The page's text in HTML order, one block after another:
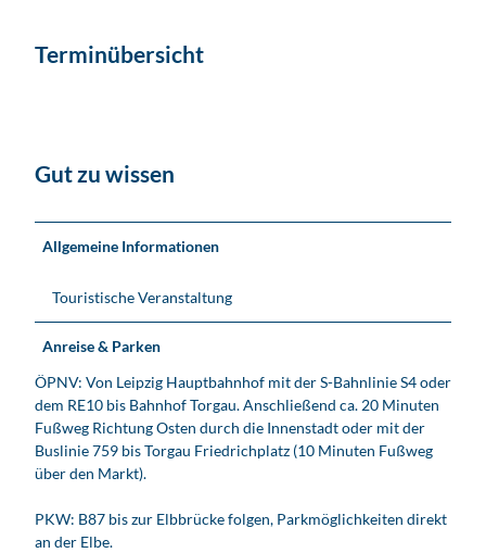
Terminübersicht
Gut zu wissen
Allgemeine Informationen
Touristische Veranstaltung
Anreise & Parken
ÖPNV: Von Leipzig Hauptbahnhof mit der S-Bahnlinie S4 oder
dem RE10 bis Bahnhof Torgau. Anschließend ca. 20 Minuten
Fußweg Richtung Osten durch die Innenstadt oder mit der
Buslinie 759 bis Torgau Friedrichplatz (10 Minuten Fußweg
über den Markt).
PKW: B87 bis zur Elbbrücke folgen, Parkmöglichkeiten direkt
an der Elbe.